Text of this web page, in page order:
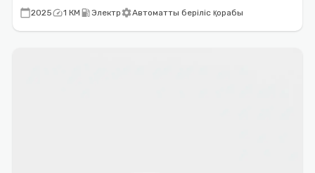
calendar_today2025speed1 КМ local_gas_stationЭлектрsettingsАвтоматты беріліс қорабы